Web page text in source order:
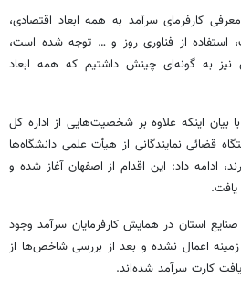
کارفرمای سرآمد به همه ابعاد اقتصادی،
استفاده از فناوری روز و … توجه شده است،
نیز به گونه‌ای چینش داشتیم که همه ابعاد
بیان اینکه علاوه بر شخصیت‌هایی از اداره کل
قضائی نمایندگانی از هیأت علمی دانشگاه‌ها
ادامه داد: این اقدام از اصفهان آغاز شده و
استان در همایش کارفرمایان سرآمد وجود
اعمال نشده و بعد از بررسی شاخص‌ها از